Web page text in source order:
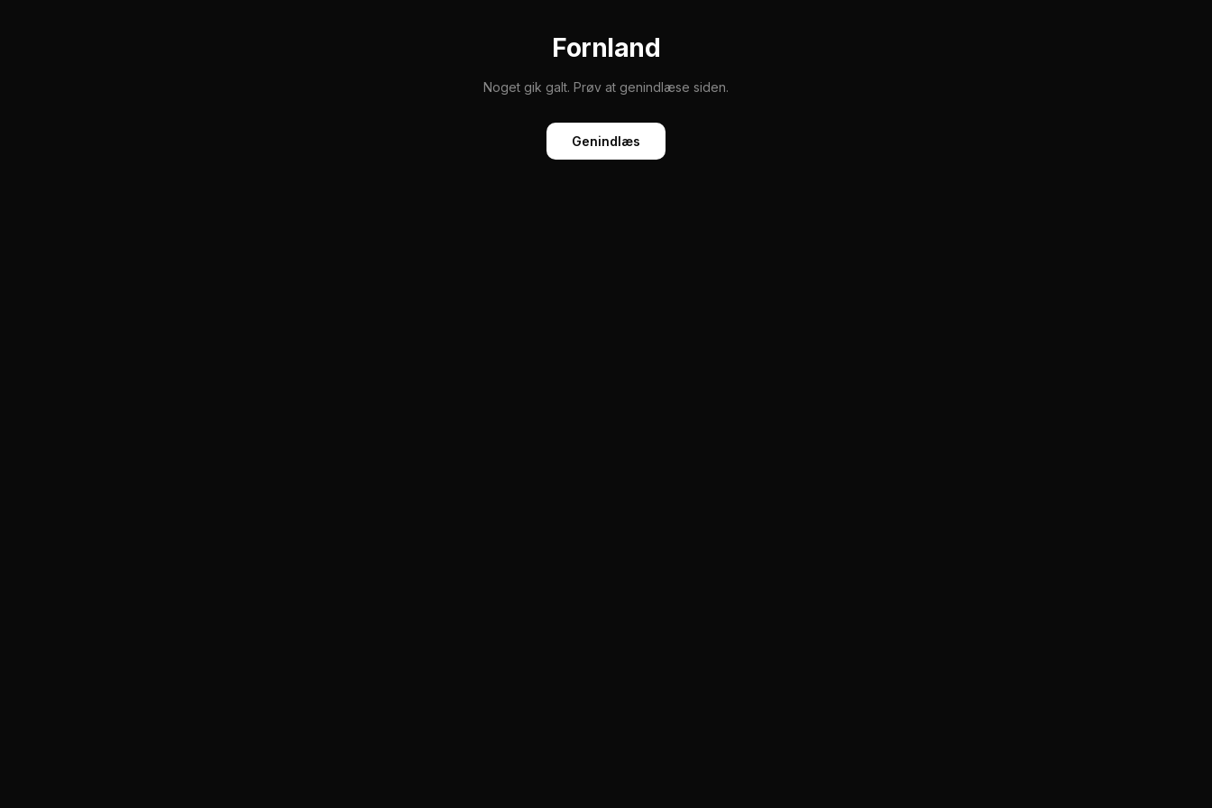
Fornland
Noget gik galt. Prøv at genindlæse siden.
Genindlæs